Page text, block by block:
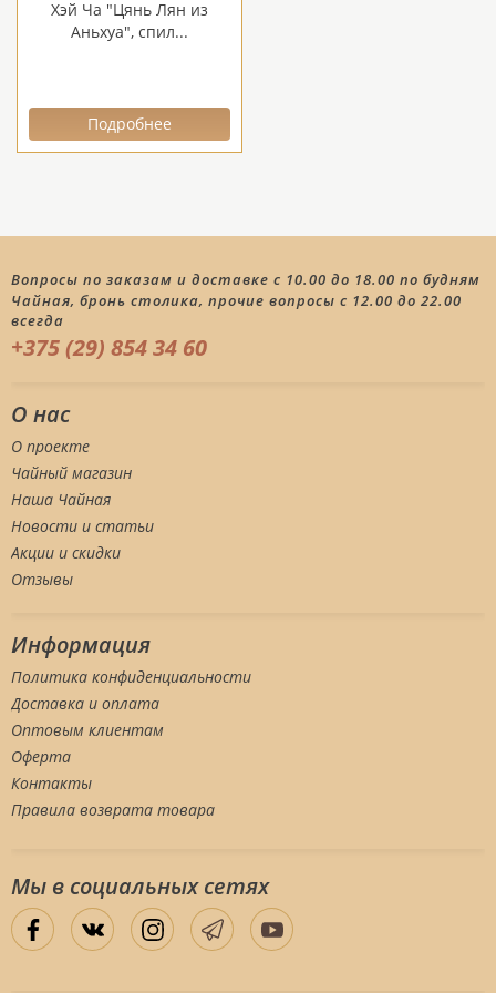
Хэй Ча "Цянь Лян из
Аньхуа", спил...
Подробнее
Вопросы по заказам и доставке с 10.00 до 18.00 по будням
Чайная, бронь столика, прочие вопросы с 12.00 до 22.00
всегда
+375 (29) 854 34 60
О нас
О проекте
Чайный магазин
Наша Чайная
Новости и статьи
Акции и скидки
Отзывы
Информация
Политика конфиденциальности
Доставка и оплата
Оптовым клиентам
Оферта
Контакты
Правила возврата товара
Мы в социальных сетяx